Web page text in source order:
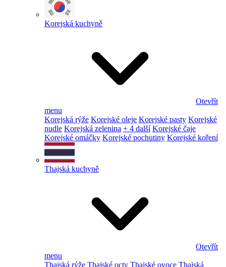
Korejská kuchyně
Otevřít
menu
Korejská rýže Korejské oleje Korejské pasty Korejské
nudle Korejská zelenina + 4 další Korejské čaje
Korejské omáčky Korejské pochutiny Korejské koření
Thajská kuchyně
Otevřít
menu
Thajská rýže Thajské octy Thajské ovoce Thajská